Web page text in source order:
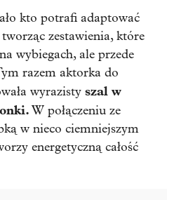
kto potrafi adaptować
zestawienia, które
wybiegach, ale przede
razem aktorka do
wyrazisty szal w
W połączeniu ze
w nieco ciemniejszym
energetyczną całość